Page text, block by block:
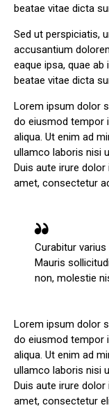
beatae vitae dicta
Sed ut perspiciatis,
accusantium
eaque ipsa, quae
beatae vitae dicta
Lorem ipsum dolor
do eiusmod tempor
aliqua. Ut enim ad
ullamco laboris nisi
Duis aute irure
amet, consectetur
Curabitur
Mauris
non, molestie
Lorem ipsum dolor
do eiusmod tempor
aliqua. Ut enim ad
ullamco laboris nisi
Duis aute irure
amet, consectetur